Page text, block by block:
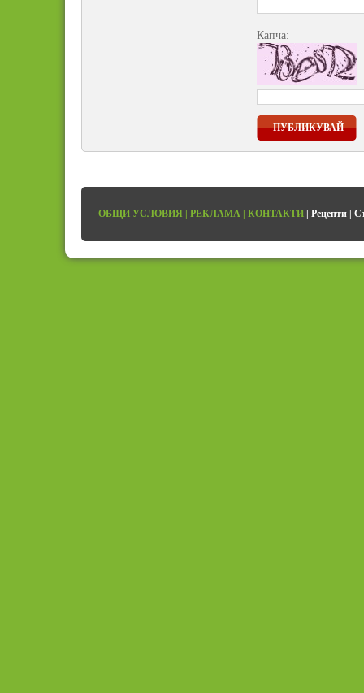
Капча:
ПУБЛИКУВАЙ
ОБЩИ УСЛОВИЯ | РЕКЛАМА | КОНТАКТИ | Рецепти |